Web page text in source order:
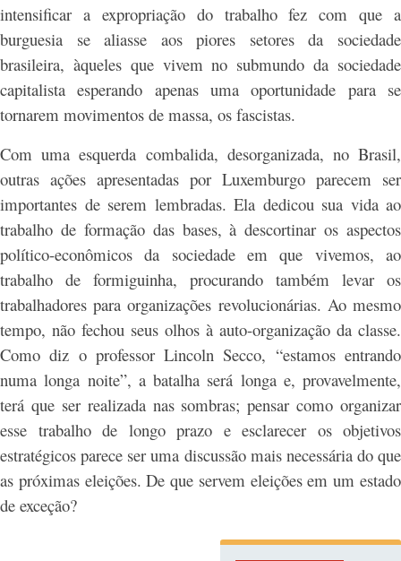
intensificar a expropriação do trabalho fez com que a
burguesia se aliasse aos piores setores da sociedade
brasileira, àqueles que vivem no submundo da sociedade
capitalista esperando apenas uma oportunidade para se
tornarem movimentos de massa, os fascistas.
Com uma esquerda combalida, desorganizada, no Brasil,
outras ações apresentadas por Luxemburgo parecem ser
importantes de serem lembradas. Ela dedicou sua vida ao
trabalho de formação das bases, à descortinar os aspectos
político-econômicos da sociedade em que vivemos, ao
trabalho de formiguinha, procurando também levar os
trabalhadores para organizações revolucionárias. Ao mesmo
tempo, não fechou seus olhos à auto-organização da classe.
Como diz o professor Lincoln Secco, “estamos entrando
numa longa noite”, a batalha será longa e, provavelmente,
terá que ser realizada nas sombras; pensar como organizar
esse trabalho de longo prazo e esclarecer os objetivos
estratégicos parece ser uma discussão mais necessária do que
as próximas eleições. De que servem eleições em um estado
de exceção?